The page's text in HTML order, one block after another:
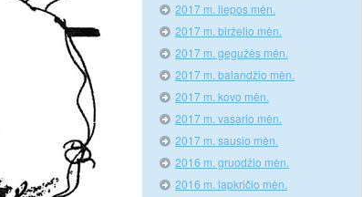
2017 m. liepos mėn.
2017 m. birželio mėn.
2017 m. gegužės mėn.
2017 m. balandžio mėn.
2017 m. kovo mėn.
2017 m. vasario mėn.
2017 m. sausio mėn.
2016 m. gruodžio mėn.
2016 m. lapkričio mėn.